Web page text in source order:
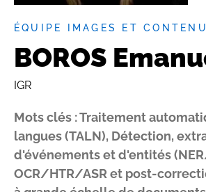
ÉQUIPE IMAGES ET
BOROS
IGR
Mots clés : Traitement
langues (TALN), Détection,
d'événements et d'entités
OCR/HTR/ASR et post-